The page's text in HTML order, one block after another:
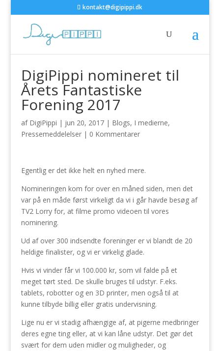
kontakt@digipippi.dk
DigiPippi nomineret til
Årets Fantastiske
Forening 2017
af DigiPippi | jun 20, 2017| Blogs, I medierne,
Pressemeddelelser| 0 Kommentarer
Egentlig er det ikke helt en nyhed mere.
Nomineringen kom for over en måned siden, men det
var på en måde først virkeligt da vi i går havde besøg af
TV2 Lorry for, at filme promo videoen til vores
nominering.
Ud af over 300 indsendte foreninger er vi blandt de 20
heldige finalister, og vi er virkelig glade.
Hvis vi vinder får vi 100.000 kr, som vil falde på et
meget tørt sted. De skulle bruges til udstyr. F.eks.
tablets, robotter og en 3D printer, men også til at
kunne tilbyde billig eller gratis undervisning.
Lige nu er vi stadig afhængige af, at pigerne medbringer
deres egne ting eller, at vi kan låne udstyr. Det gør det
svært for dem uden midler og muligheder, og